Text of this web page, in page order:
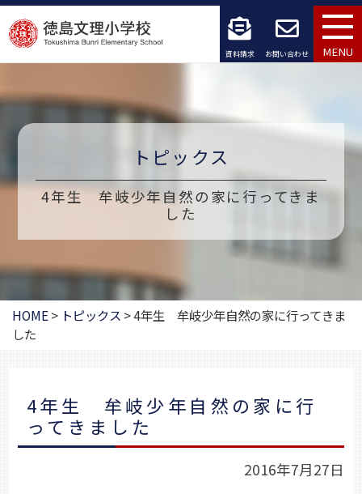
コ
ン
ン
へ
ッ
プ
資料請求 お問い合わせ MENU
トピックス
4年生 牟岐少年自然の家に行ってきま
した
HOME> トピックス >4年生 牟岐少年自然の家に行ってきま
した
4年生 牟岐少年自然の家に行
ってきました
2016年7月27日